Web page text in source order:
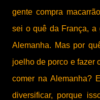
gente compra
sei o quê da França, a
Alemanha. Mas por
joelho de porco e fazer
comer na Alemanha?
diversificar, porque